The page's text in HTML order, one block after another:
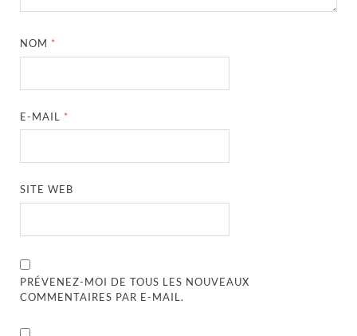
NOM *
E-MAIL *
SITE WEB
PRÉVENEZ-MOI DE TOUS LES NOUVEAUX
COMMENTAIRES PAR E-MAIL.